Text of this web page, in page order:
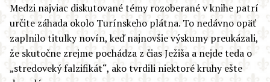
Medzi najviac diskutované témy rozoberané v knihe patrí
určite záhada okolo Turínskeho plátna. To nedávno opäť
zaplnilo titulky novín, keď najnovšie výskumy preukázali,
že skutočne zrejme pochádza z čias Ježiša a nejde teda o
„stredoveký falzifikát“, ako tvrdili niektoré kruhy ešte